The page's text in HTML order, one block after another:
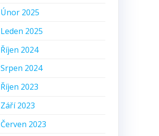
Únor 2025
Leden 2025
Říjen 2024
Srpen 2024
Říjen 2023
Září 2023
Červen 2023